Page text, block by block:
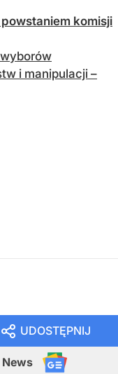
powstaniem komisji
wyborów
i manipulacji –
UDOSTĘPNIJ
News